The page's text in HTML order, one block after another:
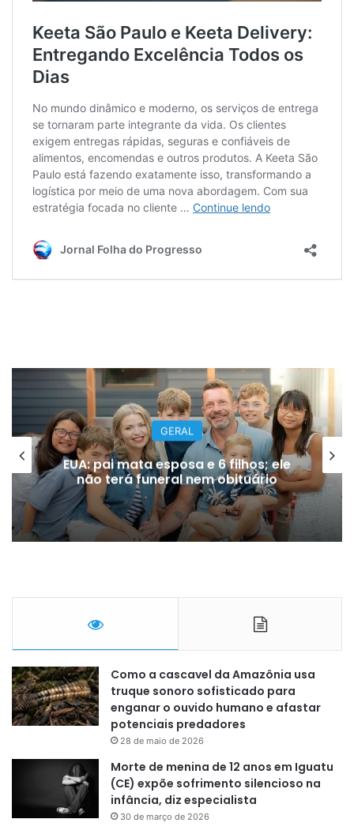
BRASIL
“Antes Elize do que Eliza”: TCC
viraliza e gera debate nas redes
Como a cascavel da Amazônia usa
truque sonoro sofisticado para
enganar o ouvido humano e afastar
potenciais predadores
28 de maio de 2026
Morte de menina de 12 anos em Iguatu
(CE) expõe sofrimento silencioso na
infância, diz especialista
30 de março de 2026